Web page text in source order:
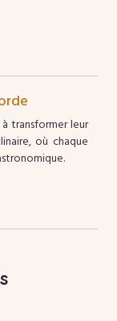
à transformer leur
où chaque